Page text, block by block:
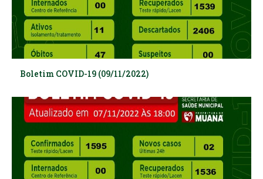
Boletim COVID-19 (09/11/2022)